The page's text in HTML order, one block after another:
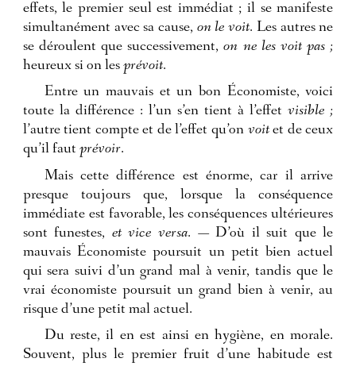
effets, le premier seul est immédiat ; il se manifeste
simultanément avec sa cause, on le voit. Les autres ne
se déroulent que successivement,on ne les voit pas ;
heureux si on les prévoit.
Entre un mauvais et un bon Économiste, voici
toute la différence : l’un s’en tient à l’effetvisible ;
l’autre tient compte et de l’effet qu’on voitet de ceux
qu’il faut prévoir.
Mais cette différence est énorme, car il arrive
presque toujours que, lorsque la conséquence
immédiate est favorable, les conséquences ultérieures
sont funestes, et vice versa. — D’où il suit que le
mauvais Économiste poursuit un petit bien actuel
qui sera suivi d’un grand mal à venir, tandis que le
vrai économiste poursuit un grand bien à venir, au
risque d’une petit mal actuel.
Du reste, il en est ainsi en hygiène, en morale.
Souvent, plus le premier fruit d’une habitude est